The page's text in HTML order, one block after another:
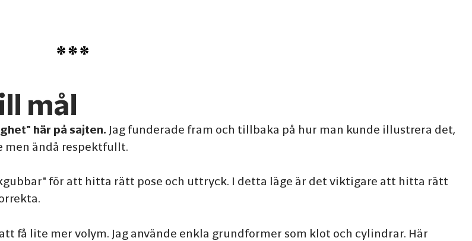
mål
här på sajten. Jag funderade fram och tillbaka på hur man kunde illustrera det,
ändå respektfullt.
för att hitta rätt pose och uttryck. I detta läge är det viktigare att hitta rätt
få lite mer volym. Jag använde enkla grundformer som klot och cylindrar. Här